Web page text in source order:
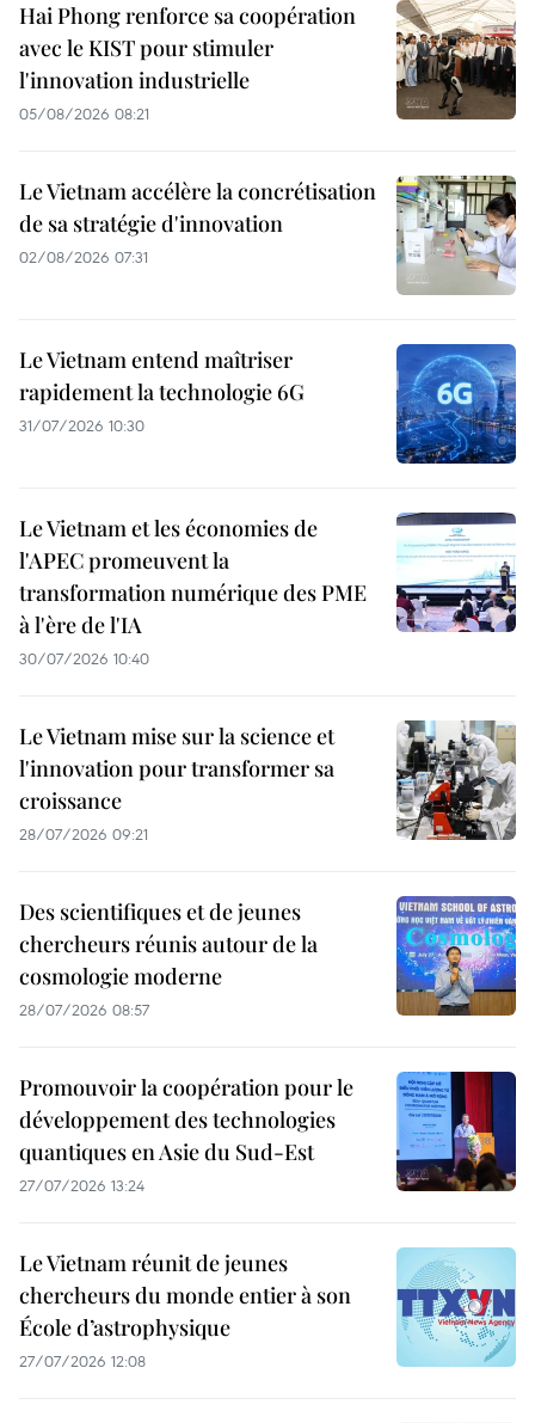
Hai Phong renforce sa coopération
avec le KIST pour stimuler
l'innovation industrielle
05/08/2026 08:21
Le Vietnam accélère la concrétisation
de sa stratégie d'innovation
02/08/2026 07:31
Le Vietnam entend maîtriser
rapidement la technologie 6G
31/07/2026 10:30
Le Vietnam et les économies de
l'APEC promeuvent la
transformation numérique des PME
à l'ère de l'IA
30/07/2026 10:40
Le Vietnam mise sur la science et
l'innovation pour transformer sa
croissance
28/07/2026 09:21
Des scientifiques et de jeunes
chercheurs réunis autour de la
cosmologie moderne
28/07/2026 08:57
Promouvoir la coopération pour le
développement des technologies
quantiques en Asie du Sud-Est
27/07/2026 13:24
Le Vietnam réunit de jeunes
chercheurs du monde entier à son
École d’astrophysique
27/07/2026 12:08